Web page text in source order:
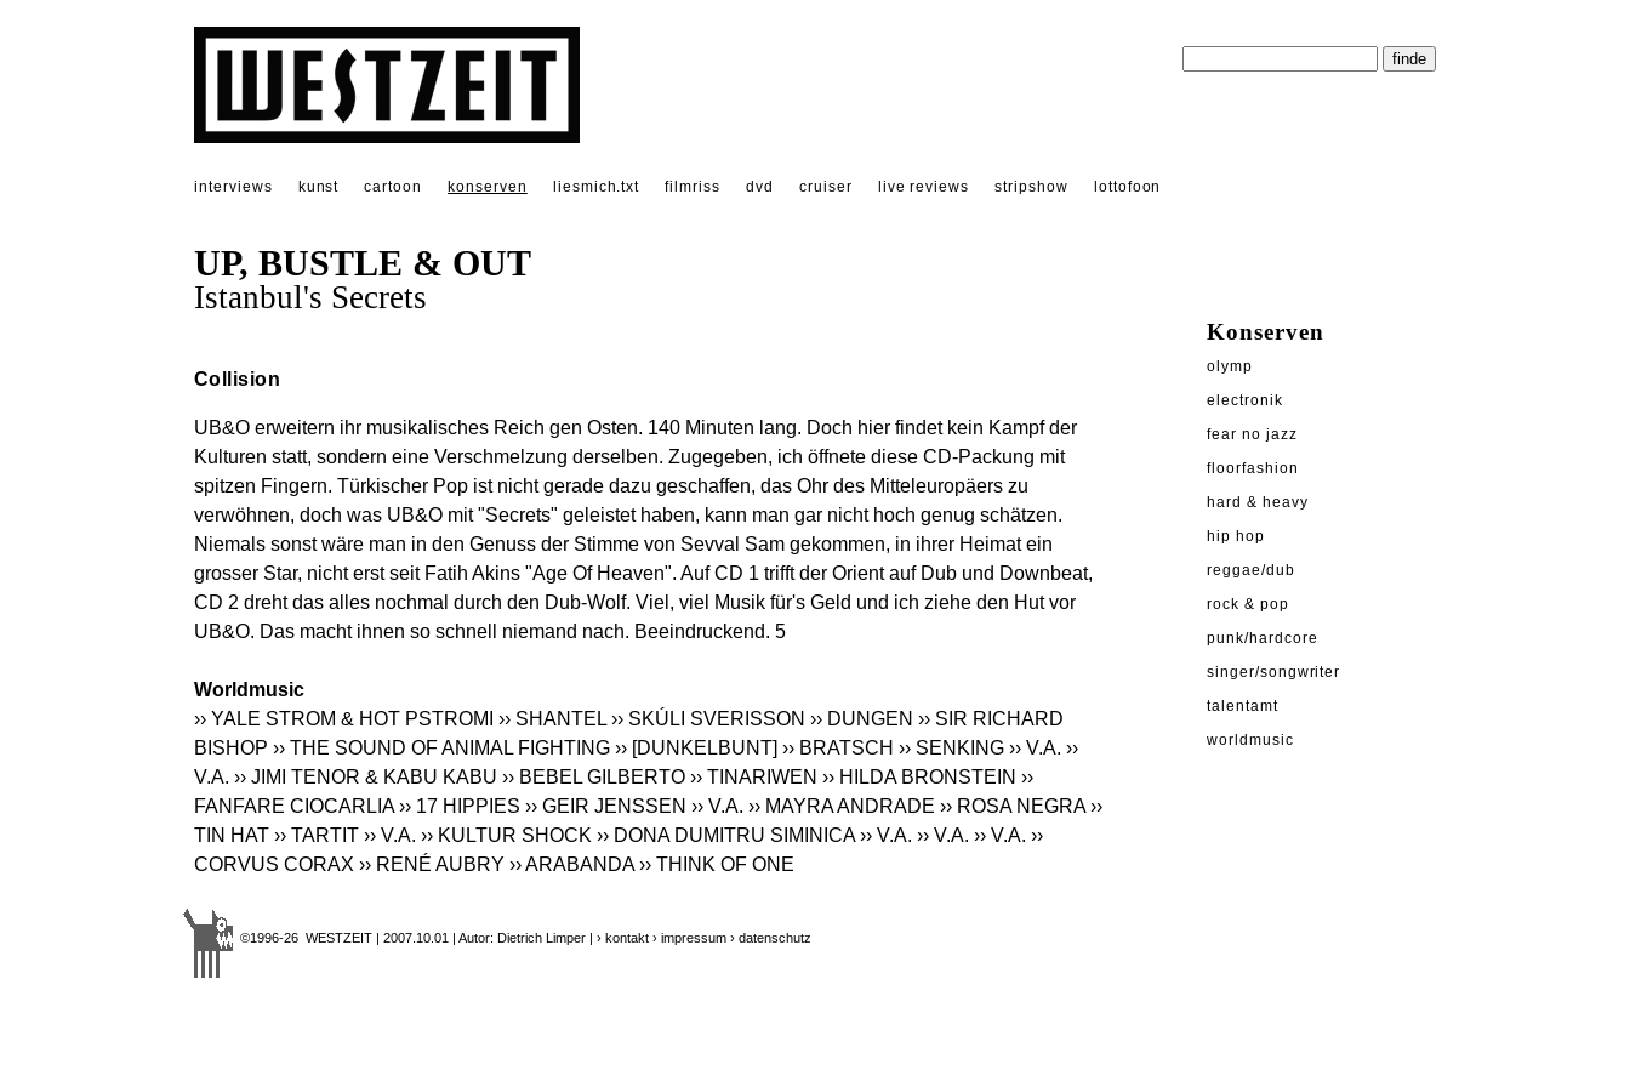
interviews kunst cartoon konserven liesmich.txt filmriss dvd cruiser live reviews stripshow lottofoon
UP, BUSTLE & OUT
Istanbul's Secrets
Collision
UB&O erweitern ihr musikalisches Reich gen Osten. 140 Minuten lang. Doch hier findet kein Kampf der
Kulturen statt, sondern eine Verschmelzung derselben. Zugegeben, ich öffnete diese CD-Packung mit
spitzen Fingern. Türkischer Pop ist nicht gerade dazu geschaffen, das Ohr des Mitteleuropäers zu
verwöhnen, doch was UB&O mit "Secrets" geleistet haben, kann man gar nicht hoch genug schätzen.
Niemals sonst wäre man in den Genuss der Stimme von Sevval Sam gekommen, in ihrer Heimat ein
grosser Star, nicht erst seit Fatih Akins "Age Of Heaven". Auf CD 1 trifft der Orient auf Dub und Downbeat,
CD 2 dreht das alles nochmal durch den Dub-Wolf. Viel, viel Musik für's Geld und ich ziehe den Hut vor
UB&O. Das macht ihnen so schnell niemand nach. Beeindruckend. 5
Worldmusic
›› YALE STROM & HOT PSTROMI ›› SHANTEL ›› SKÚLI SVERISSON ›› DUNGEN ›› SIR RICHARD
BISHOP ›› THE SOUND OF ANIMAL FIGHTING ›› [DUNKELBUNT] ›› BRATSCH ›› SENKING ›› V.A. ››
V.A. ›› JIMI TENOR & KABU KABU ›› BEBEL GILBERTO ›› TINARIWEN ›› HILDA BRONSTEIN ››
FANFARE CIOCARLIA ›› 17 HIPPIES ›› GEIR JENSSEN ›› V.A. ›› MAYRA ANDRADE ›› ROSA NEGRA ››
TIN HAT ›› TARTIT ›› V.A. ›› KULTUR SHOCK ›› DONA DUMITRU SIMINICA ›› V.A. ›› V.A. ›› V.A. ››
CORVUS CORAX ›› RENÉ AUBRY ›› ARABANDA ›› THINK OF ONE
©1996-26 WESTZEIT | 2007.10.01 | Autor: Dietrich Limper | › kontakt › impressum › datenschutz
Konserven
olymp
electronik
fear no jazz
floorfashion
hard & heavy
hip hop
reggae/dub
rock & pop
punk/hardcore
singer/songwriter
talentamt
worldmusic